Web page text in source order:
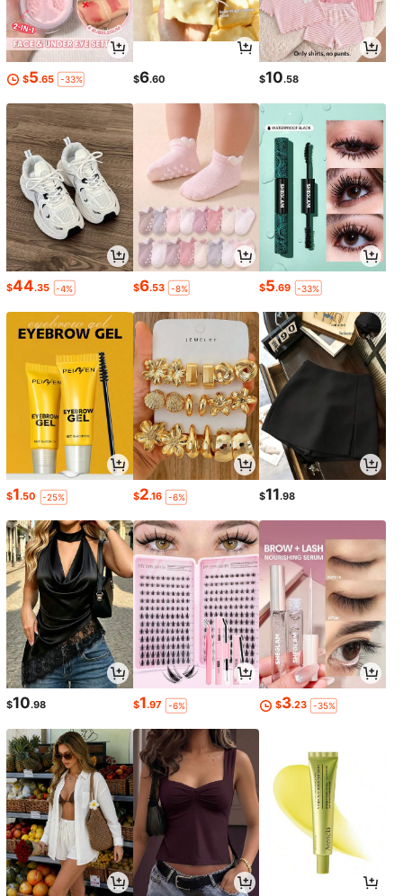
$5.65 -33% $6.60 $10.58
$44.35 -4% $6.53 -8% $5.69 -33%
$1.50 -25% $2.16 -6% $11.98
$10.98 $1.97 -6% $3.23 -35%